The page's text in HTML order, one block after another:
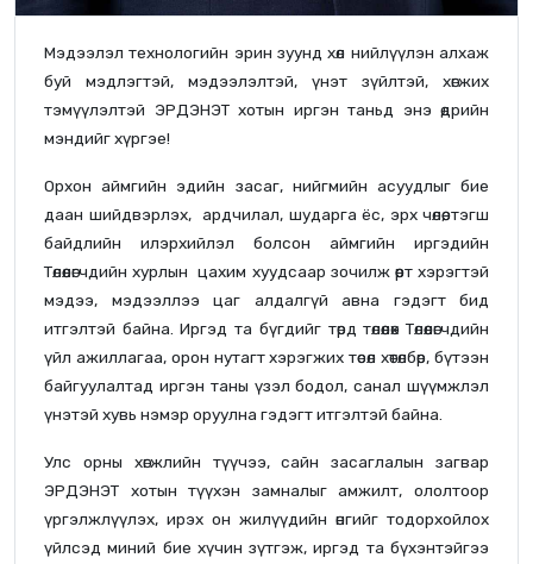
Мэдээлэл технологийн эрин зуунд хөл нийлүүлэн алхаж
буй мэдлэгтэй, мэдээлэлтэй, үнэт зүйлтэй, хөгжих
тэмүүлэлтэй ЭРДЭНЭТ хотын иргэн таньд энэ өдрийн
мэндийг хүргэе!
Орхон аймгийн эдийн засаг, нийгмийн асуудлыг бие
даан шийдвэрлэх, ардчилал, шударга ёс, эрх чөлөө, тэгш
байдлийн илэрхийлэл болсон аймгийн иргэдийн
Төлөөлөгчдийн хурлын цахим хуудсаар зочилж өөрт хэрэгтэй
мэдээ, мэдээллээ цаг алдалгүй авна гэдэгт бид
итгэлтэй байна. Иргэд та бүгдийг төрд төлөөлөх Төлөөлөгчдийн
үйл ажиллагаа, орон нутагт хэрэгжих төсөл хөтөлбөр, бүтээн
байгуулалтад иргэн таны үзэл бодол, санал шүүмжлэл
үнэтэй хувь нэмэр оруулна гэдэгт итгэлтэй байна.
Улс орны хөгжлийн түүчээ, сайн засаглалын загвар
ЭРДЭНЭТ хотын түүхэн замналыг амжилт, ололтоор
үргэлжлүүлэх, ирэх он жилүүдийн өнгийг тодорхойлох
үйлсэд миний бие хүчин зүтгэж, иргэд та бүхэнтэйгээ